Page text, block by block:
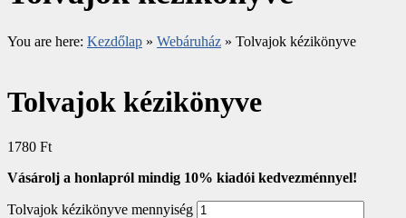
You are here: Kezdőlap » Webáruház » Tolvajok kézikönyve
Tolvajok kézikönyve
1780 Ft
Vásárolj a honlapról mindig 10% kiadói kedvezménnyel!
Tolvajok kézikönyve mennyiség